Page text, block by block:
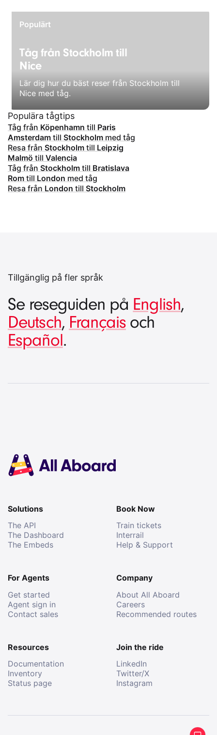
Populärt
Tåg från Stockholm till
Nice
Lär dig hur du bäst reser från Stockholm till
Nice med tåg.
Populära tågtips
Tåg från Köpenhamn till Paris
Amsterdam till Stockholm med tåg
Resa från Stockholm till Leipzig
Malmö till Valencia
Tåg från Stockholm till Bratislava
Rom till London med tåg
Resa från London till Stockholm
Tillgänglig på fler språk
Se reseguiden på English,
Deutsch, Françaisoch
Español.
Solutions
The API
The Dashboard
The Embeds
Book Now
Train tickets
Interrail
Help & Support
For Agents
Get started
Agent sign in
Contact sales
Company
About All Aboard
Careers
Recommended routes
Resources
Documentation
Inventory
Status page
Join the ride
LinkedIn
Twitter/X
Instagram